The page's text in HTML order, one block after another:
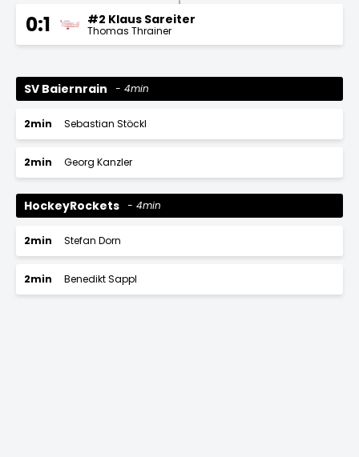
0:1 #2 Klaus Sareiter
Thomas Thrainer
SV Baiernrain 4min
2min Sebastian Stöckl
2min Georg Kanzler
HockeyRockets 4min
2min Stefan Dorn
2min Benedikt Sappl